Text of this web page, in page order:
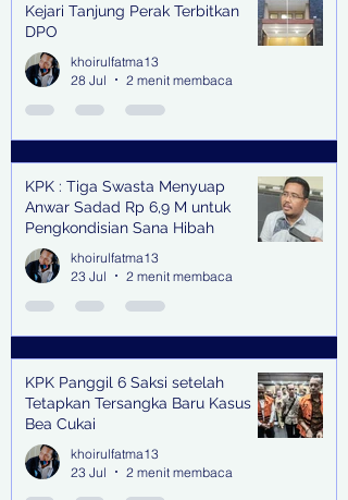
Kejari Tanjung Perak Terbitkan
DPO
khoirulfatma13
28 Jul
2 menit membaca
KPK : Tiga Swasta Menyuap
Anwar Sadad Rp 6,9 M untuk
Pengkondisian Sana Hibah
khoirulfatma13
23 Jul
2 menit membaca
KPK Panggil 6 Saksi setelah
Tetapkan Tersangka Baru Kasus
Bea Cukai
khoirulfatma13
23 Jul
2 menit membaca